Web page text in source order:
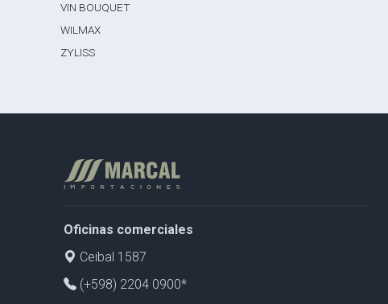
VIN BOUQUET
WILMAX
ZYLISS
Oficinas comerciales
Ceibal 1587
(+598) 2204 0900*